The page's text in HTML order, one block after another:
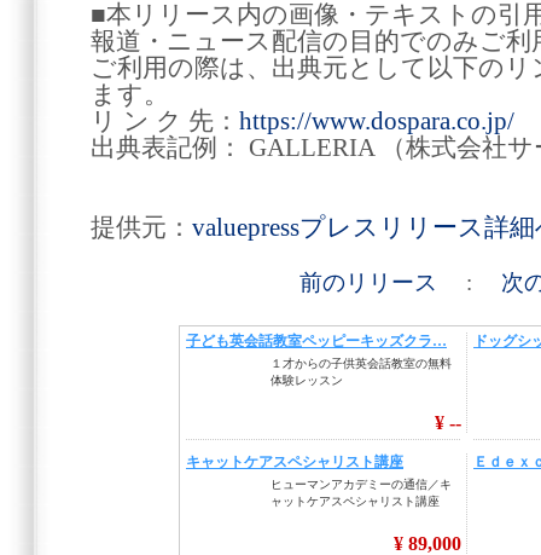
■本リリース内の画像・テキストの引
報道・ニュース配信の目的でのみご
ご利用の際は、出典元として以下の
ます。
リ ン ク 先： https://www.dospara.co.jp/
出典表記例： GALLERIA （株式会社
提供元： valuepressプレスリリース詳
前のリリース : 次